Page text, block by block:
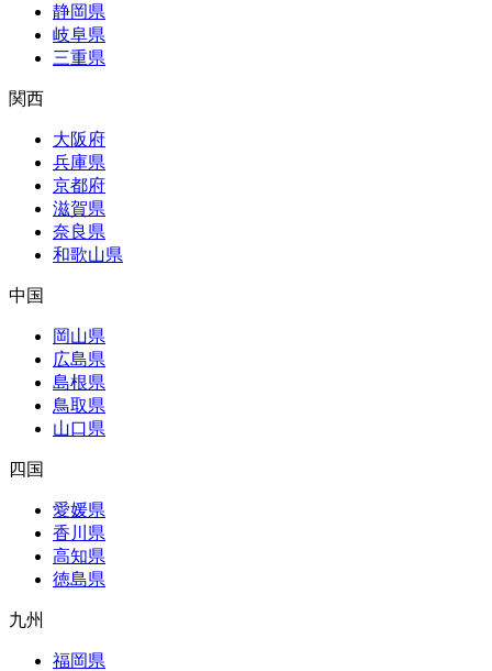
静岡県
岐阜県
三重県
関西
大阪府
兵庫県
京都府
滋賀県
奈良県
和歌山県
中国
岡山県
広島県
島根県
鳥取県
山口県
四国
愛媛県
香川県
高知県
徳島県
九州
福岡県